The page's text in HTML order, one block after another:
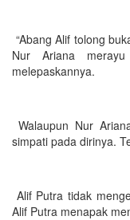
“Abang Alif tolong
Nur Ariana
melepaskannya.
Walaupun Nur
simpati pada dirinya.
Alif Putra tidak
Alif Putra menapak